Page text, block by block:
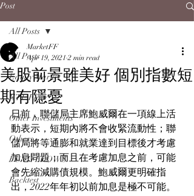
Post
All Posts
Equity Market
ETF Flow
Other Investments
Others
FUND FLOWS
Backtest
All Posts
美股前景雖美好 個別指數短
期有隱憂
MarketFF
Apr 19, 2021 2 min read
日前，聯儲局主席鮑威爾在一項線上活
動表示，短期內將不會收緊流動性；聯
儲局將等通膨和就業達到目標後才考慮
加息問題；而且在考慮加息之前，可能
會先縮減購債規模。鮑威爾更明確指
出，2022年年初以前加息是極不可能。